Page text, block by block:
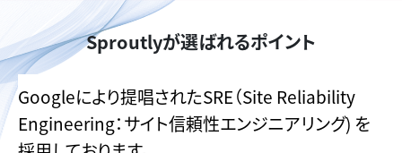
Sproutlyが選ばれるポイント
Googleにより提唱されたSRE（Site Reliability
Engineering：サイト信頼性エンジニアリング) を